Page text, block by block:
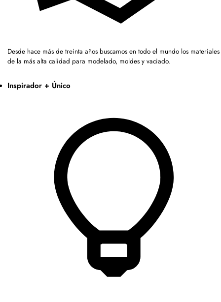
Desde hace más de treinta años buscamos en todo el mundo los materiales
de la más alta calidad para modelado, moldes y vaciado.
Inspirador + Único